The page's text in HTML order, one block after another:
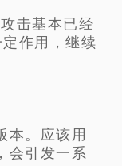
击基本已经
作用，继续
本。应该用
会引发一系